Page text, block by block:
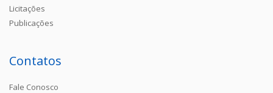
Licitações
Publicações
Contatos
Fale Conosco